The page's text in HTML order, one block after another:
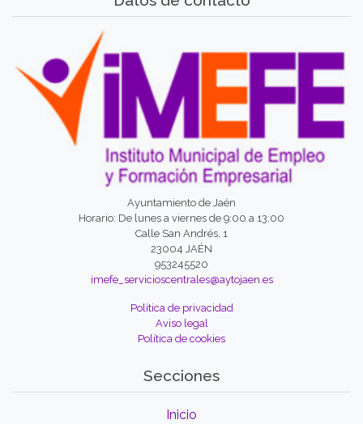
Ayuntamiento de Jaén
Horario: De lunes a viernes de 9:00 a 13:00
Calle San Andrés, 1
23004 JAÉN
953245520
imefe_servicioscentrales@aytojaen.es
Política de privacidad
Aviso legal
Política de cookies
Secciones
Inicio